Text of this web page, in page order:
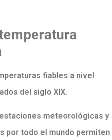
fiables a nivel
del siglo XIX.
meteorológicas y
por todo el mundo permiten